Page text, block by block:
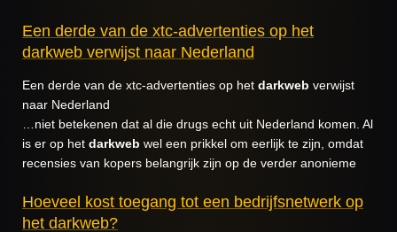
Een derde van de xtc-advertenties op het
darkweb verwijst naar Nederland
Een derde van de xtc-advertenties op het darkweb verwijst
naar Nederland
…niet betekenen dat al die drugs echt uit Nederland komen. Al
is er op het darkweb wel een prikkel om eerlijk te zijn, omdat
recensies van kopers belangrijk zijn op de verder anonieme
Hoeveel kost toegang tot een bedrijfsnetwerk op
het darkweb?